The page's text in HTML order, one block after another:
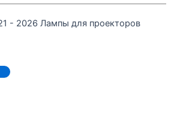
- 2026 Лампы для проекторов